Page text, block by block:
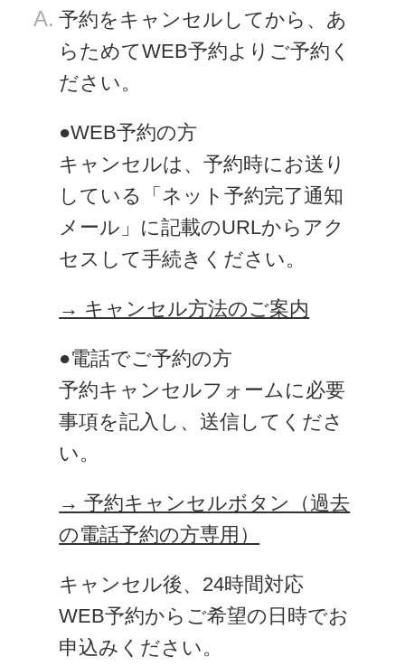
A. 予約をキャンセルしてから、あ
らためてWEB予約よりご予約く
ださい。
●WEB予約の方
キャンセルは、予約時にお送り
している「ネット予約完了通知
メール」に記載のURLからアク
セスして手続きください。
→ キャンセル方法のご案内
●電話でご予約の方
予約キャンセルフォームに必要
事項を記入し、送信してくださ
い。
→ 予約キャンセルボタン（過去
の電話予約の方専用）
キャンセル後、24時間対応
WEB予約からご希望の日時でお
申込みください。